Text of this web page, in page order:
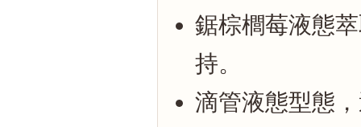
鋸棕櫚莓液態
持。
滴管液態型態